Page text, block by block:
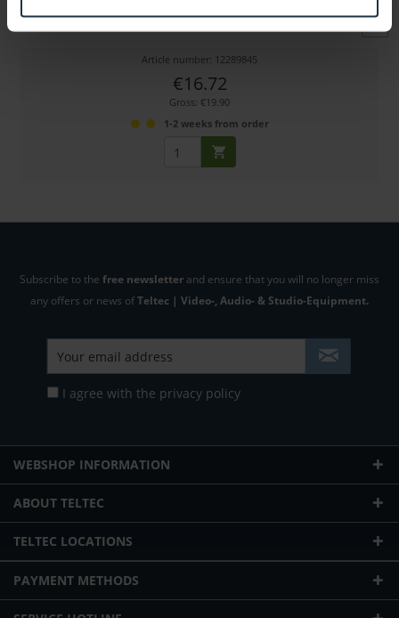
Für bodennahe Aufnahmen
Article number: 12289845
€16.72
Gross: €19.90
1-2 weeks from order
Subscribe to the free newsletter and ensure that you will no longer miss
any offers or news ofTeltec | Video-, Audio- & Studio-Equipment.
I agree with the privacy policy
WEBSHOP INFORMATION
ABOUT TELTEC
TELTEC LOCATIONS
PAYMENT METHODS